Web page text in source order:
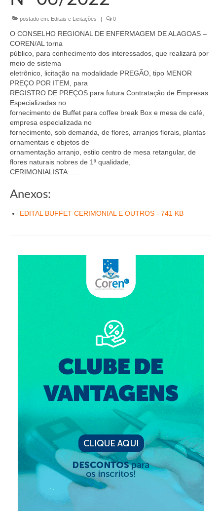
Conselheiros e Diretoria
Câmaras Técnicas
Carta de Serviços ao Cidadão
Governança
Transparência e Prestação de Contas
Eleições
Eleições Triênio 2027-2029
Eleições 2023
Responsabilidade Técnica
Resoluções
Desagravo Público
Processos Éticos
Censura Pública
Suspensão do Exercício Profissional
Para Você
Procedimento para registro
Clube de Vantagens
postado em: Editais e Licitações | 0
O CONSELHO REGIONAL DE ENFERMAGEM DE ALAGOAS –
COREN/AL torna
público, para conhecimento dos interessados, que realizará por
meio de sistema
eletrônico, licitação na modalidade PREGÃO, tipo MENOR
PREÇO POR ITEM, para
REGISTRO DE PREÇOS para futura Contratação de Empresas
Especializadas no
fornecimento de Buffet para coffee break Box e mesa de café,
empresa especializada no
fornecimento, sob demanda, de flores, arranjos florais, plantas
ornamentais e objetos de
ornamentação arranjo, estilo centro de mesa retangular, de
flores naturais nobres de 1ª qualidade,
CERIMONIALISTA:….
Anexos:
EDITAL BUFFET CERIMONIAL E OUTROS - 741 KB